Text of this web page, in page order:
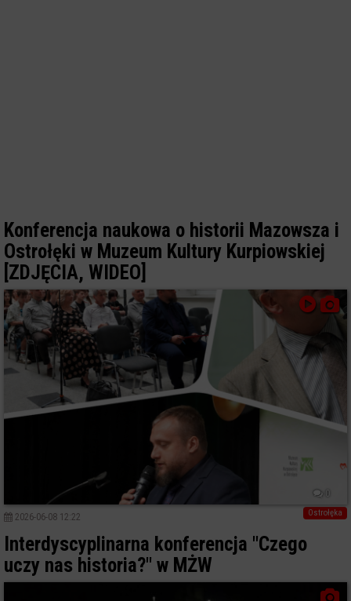
Konferencja naukowa o historii Mazowsza i
Ostrołęki w Muzeum Kultury Kurpiowskiej
[ZDJĘCIA, WIDEO]
0
Ostrołęka
2026-06-08 12:22
Interdyscyplinarna konferencja "Czego
uczy nas historia?" w MŻW